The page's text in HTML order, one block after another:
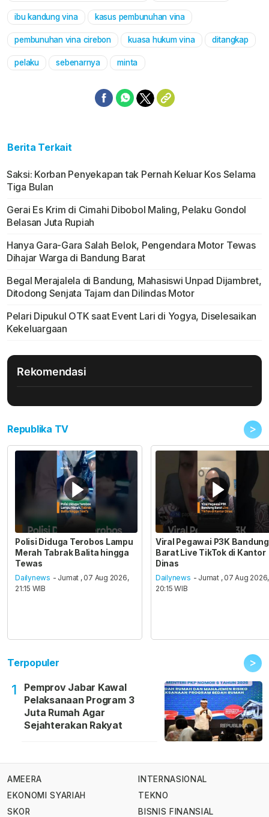
ibu kandung vina kasus pembunuhan vina
pembunuhan vina cirebon kuasa hukum vina ditangkap
pelaku sebenarnya minta
Berita Terkait
Saksi: Korban Penyekapan tak Pernah Keluar Kos Selama
Tiga Bulan
Gerai Es Krim di Cimahi Dibobol Maling, Pelaku Gondol
Belasan Juta Rupiah
Hanya Gara-Gara Salah Belok, Pengendara Motor Tewas
Dihajar Warga di Bandung Barat
Begal Merajalela di Bandung, Mahasiswi Unpad Dijambret,
Ditodong Senjata Tajam dan Dilindas Motor
Pelari Dipukul OTK saat Event Lari di Yogya, Diselesaikan
Kekeluargaan
Rekomendasi
Republika TV >
Polisi Diduga Terobos Lampu
Merah Tabrak Balita hingga
Tewas
Dailynews - Jumat , 07 Aug 2026,
21:15 WIB
Viral Pegawai P3K Bandung
Barat Live TikTok di Kantor
Dinas
Dailynews - Jumat , 07 Aug 2026,
20:15 WIB
Terpopuler >
1
Pemprov Jabar Kawal
Pelaksanaan Program 3
Juta Rumah Agar
Sejahterakan Rakyat
AMEERA
EKONOMI SYARIAH
SKOR
INTERNASIONAL
TEKNO
BISNIS FINANSIAL